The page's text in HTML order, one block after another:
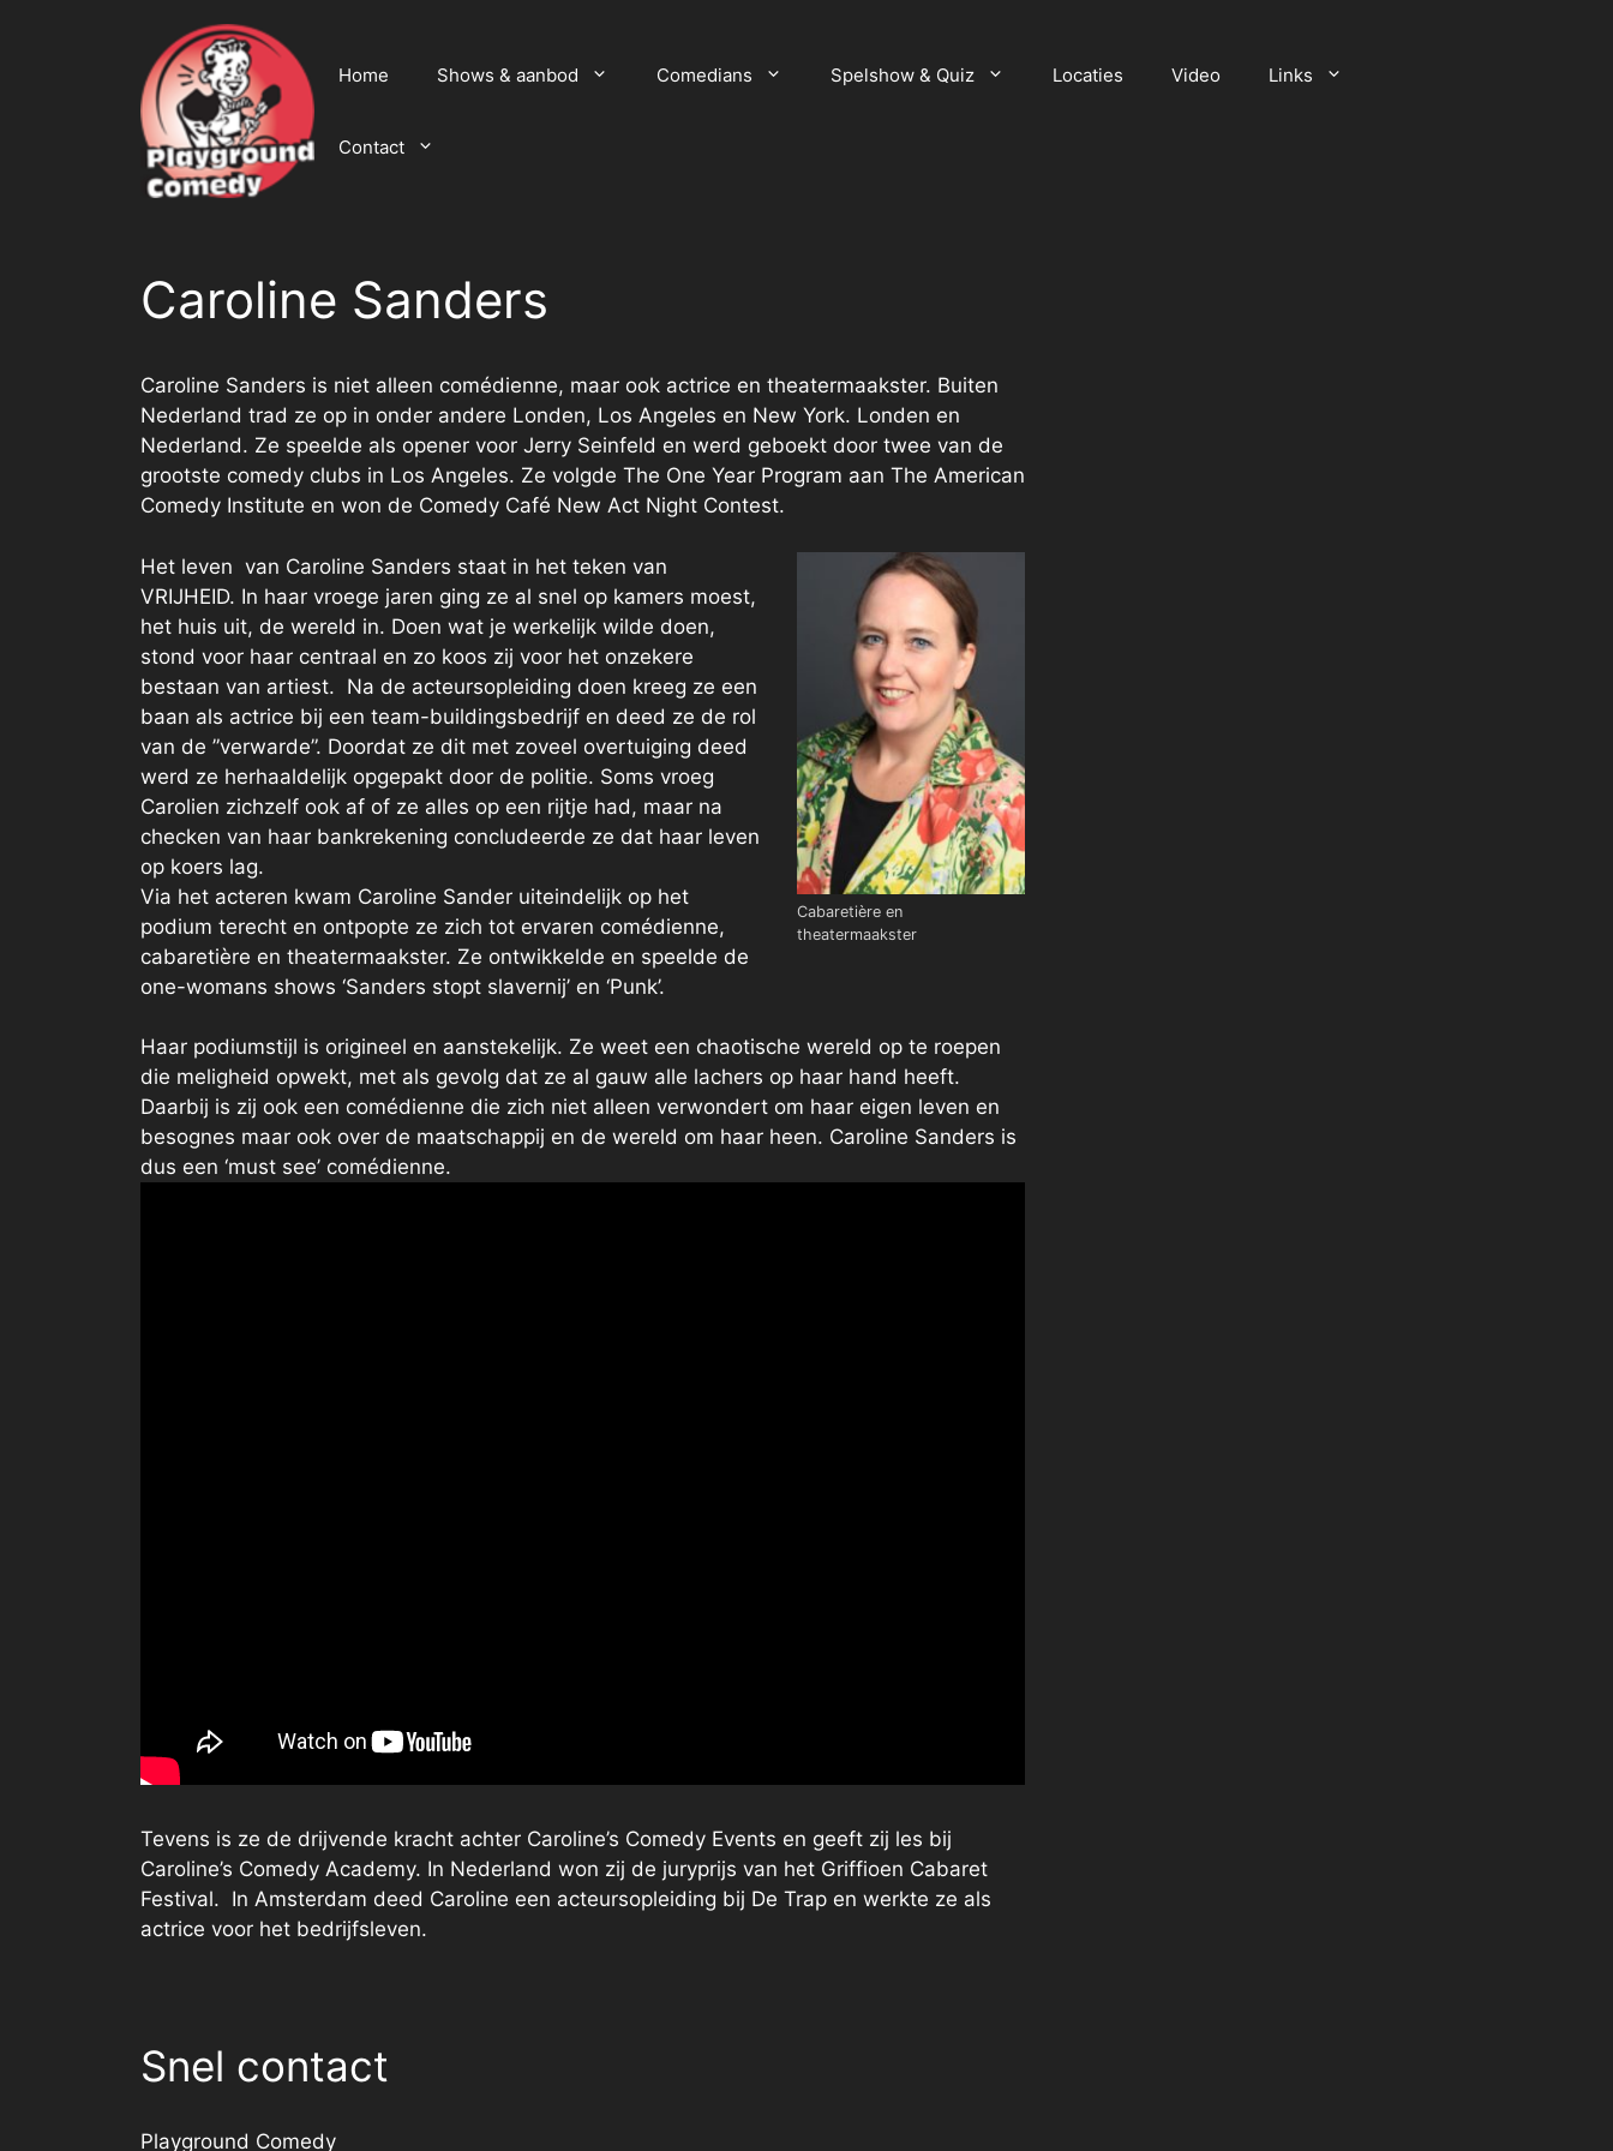
Home Shows & aanbod Comedians Spelshow & Quiz Locaties Video Links
Contact
Caroline Sanders
Caroline Sanders is niet alleen comédienne, maar ook actrice en theatermaakster. Buiten
Nederland trad ze op in onder andere Londen, Los Angeles en New York. Londen en
Nederland. Ze speelde als opener voor Jerry Seinfeld en werd geboekt door twee van de
grootste comedy clubs in Los Angeles. Ze volgde The One Year Program aan The American
Comedy Institute en won de Comedy Café New Act Night Contest.
Cabaretière en
theatermaakster
Het leven van Caroline Sanders staat in het teken van
VRIJHEID. In haar vroege jaren ging ze al snel op kamers moest,
het huis uit, de wereld in. Doen wat je werkelijk wilde doen,
stond voor haar centraal en zo koos zij voor het onzekere
bestaan van artiest. Na de acteursopleiding doen kreeg ze een
baan als actrice bij een team-buildingsbedrijf en deed ze de rol
van de ”verwarde”. Doordat ze dit met zoveel overtuiging deed
werd ze herhaaldelijk opgepakt door de politie. Soms vroeg
Carolien zichzelf ook af of ze alles op een rijtje had, maar na
checken van haar bankrekening concludeerde ze dat haar leven
op koers lag.
Via het acteren kwam Caroline Sander uiteindelijk op het
podium terecht en ontpopte ze zich tot ervaren comédienne,
cabaretière en theatermaakster. Ze ontwikkelde en speelde de
one-womans shows ‘Sanders stopt slavernij’ en ‘Punk’.
Haar podiumstijl is origineel en aanstekelijk. Ze weet een chaotische wereld op te roepen
die meligheid opwekt, met als gevolg dat ze al gauw alle lachers op haar hand heeft.
Daarbij is zij ook een comédienne die zich niet alleen verwondert om haar eigen leven en
besognes maar ook over de maatschappij en de wereld om haar heen. Caroline Sanders is
dus een ‘must see’ comédienne.
Tevens is ze de drijvende kracht achter Caroline’s Comedy Events en geeft zij les bij
Caroline’s Comedy Academy. In Nederland won zij de juryprijs van het Griffioen Cabaret
Festival. In Amsterdam deed Caroline een acteursopleiding bij De Trap en werkte ze als
actrice voor het bedrijfsleven.
Snel contact
Playground Comedy